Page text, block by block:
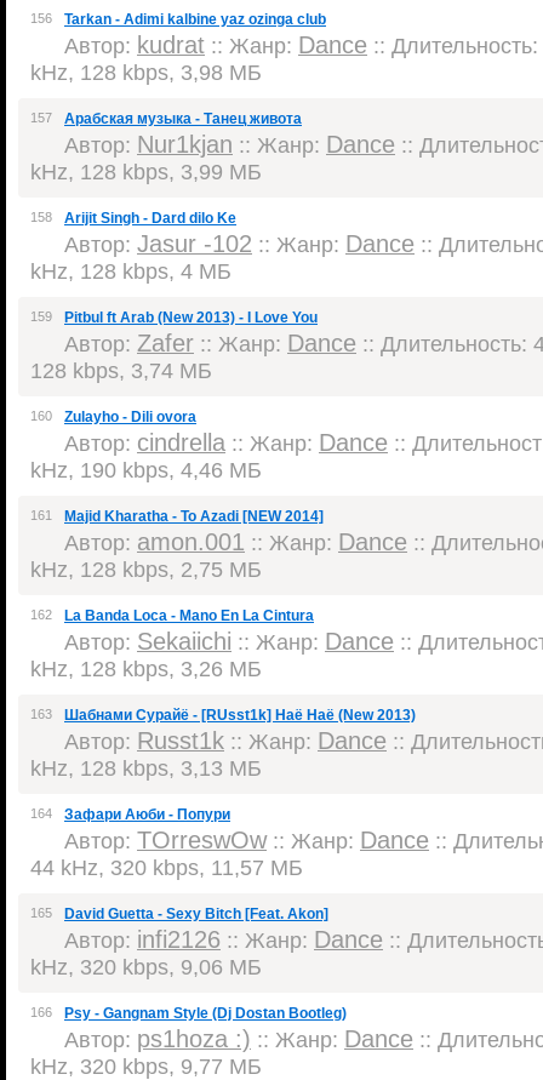
156 Tarkan - Adimi kalbine yaz ozinga club
Автор: kudrat :: Жанр: Dance ::
kHz, 128 kbps, 3,98 МБ
157 Арабская музыка - Танец живота
Автор: Nur1kjan :: Жанр: Dance ::
kHz, 128 kbps, 3,99 МБ
158 Arijit Singh - Dard dilo Ke
Автор: Jasur -102 :: Жанр: Dance ::
kHz, 128 kbps, 4 МБ
159 Pitbul ft Arab (New 2013) - I Love You
Автор: Zafer :: Жанр: Dance :: Длительность:
128 kbps, 3,74 МБ
160 Zulayho - Dili ovora
Автор: cindrella :: Жанр: Dance ::
kHz, 190 kbps, 4,46 МБ
161 Majid Kharatha - To Azadi [NEW 2014]
Автор: amon.001 :: Жанр: Dance ::
kHz, 128 kbps, 2,75 МБ
162 La Banda Loca - Mano En La Cintura
Автор: Sekaiichi :: Жанр: Dance ::
kHz, 128 kbps, 3,26 МБ
163 Шабнами Сурайё - [RUsst1k] Наё Наё (New 2013)
Автор: Russt1k :: Жанр: Dance ::
kHz, 128 kbps, 3,13 МБ
164 Зафари Аюби - Попури
Автор: TOrreswOw:: Жанр: Dance ::
44 kHz, 320 kbps, 11,57 МБ
165 David Guetta - Sexy Bitch [Feat. Akon]
Автор: infi2126 :: Жанр: Dance ::
kHz, 320 kbps, 9,06 МБ
166 Psy - Gangnam Style (Dj Dostan Bootleg)
Автор: ps1hoza :) :: Жанр: Dance ::
kHz, 320 kbps, 9,77 МБ